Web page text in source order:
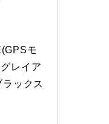
モ
レイア
ックス